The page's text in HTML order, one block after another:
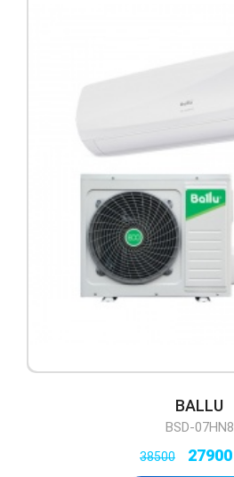
BALLU
BSD-07HN8
38500 27900